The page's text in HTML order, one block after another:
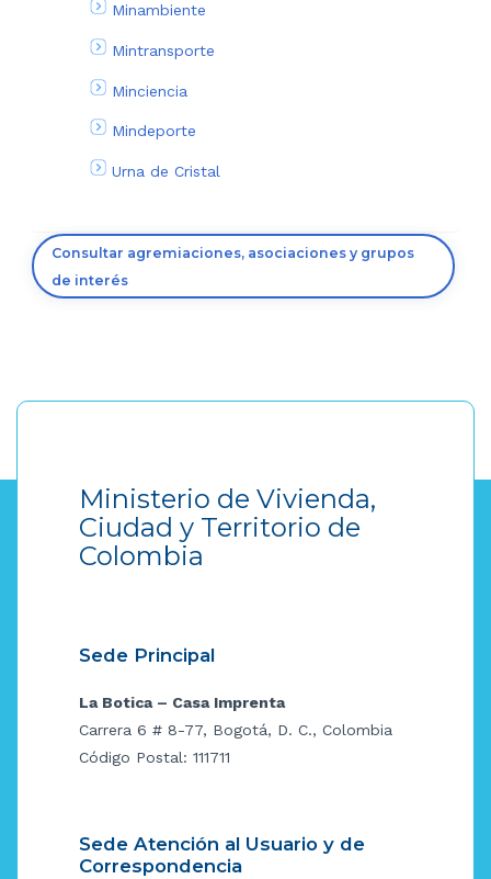
Minambiente
Mintransporte
Minciencia
Mindeporte
Urna de Cristal
Consultar agremiaciones, asociaciones y grupos
de interés
Ministerio de Vivienda,
Ciudad y Territorio de
Colombia
Sede Principal
La Botica – Casa Imprenta
Carrera 6 # 8-77, Bogotá, D. C., Colombia
Código Postal: 111711
Sede Atención al Usuario y de
Correspondencia